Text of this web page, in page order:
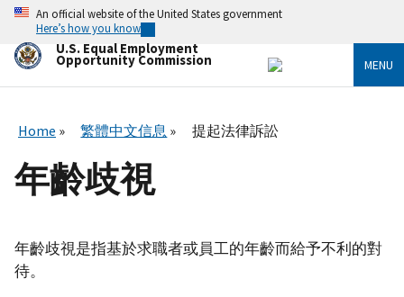
Skip
main
content
An official website of the United States government
Here’s how you know
U.S. Equal Employment
Opportunity Commission MENU
Home 繁體中文信息 提起法律訴訟
年齡歧視
年齡歧視是指基於求職者或員工的年齡而給予不利的對
待。